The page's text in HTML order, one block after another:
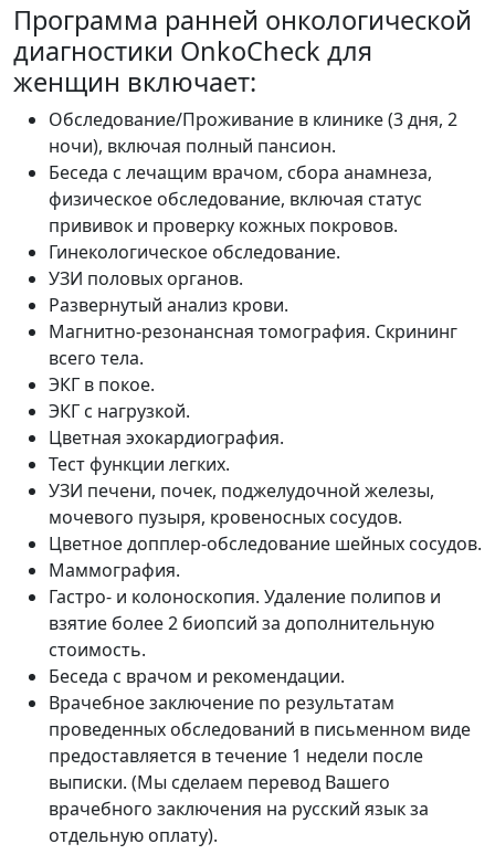
Программa ранней онкологической
диагностики OnkoCheck для
женщин включает:
Обследование/Проживание в клинике (3 дня, 2
ночи), включая полный пансион.
Беседа с лечащим врачом, сбора анамнеза,
физическое обследование, включая статус
прививок и проверку кожных покровов.
Гинекологическое обследование.
УЗИ половых органов.
Развернутый анализ крови.
Магнитно-резонансная томография. Скрининг
всего тела.
ЭКГ в покое.
ЭКГ с нагрузкой.
Цветная эхокардиография.
Тест функции легких.
УЗИ печени, почек, поджелудочной железы,
мочевого пузыря, кровеносных сосудов.
Цветное допплер-обследование шейных сосудов.
Маммография.
Гастро- и колоноскопия. Удаление полипов и
взятие более 2 биопсий за дополнительную
стоимость.
Беседа с врачом и рекомендации.
Врачебное заключение по результатам
проведенных обследований в письменном виде
предоставляется в течение 1 недели после
выписки. (Мы сделаем перевод Вашего
врачебного заключения на русский язык за
отдельную оплату).